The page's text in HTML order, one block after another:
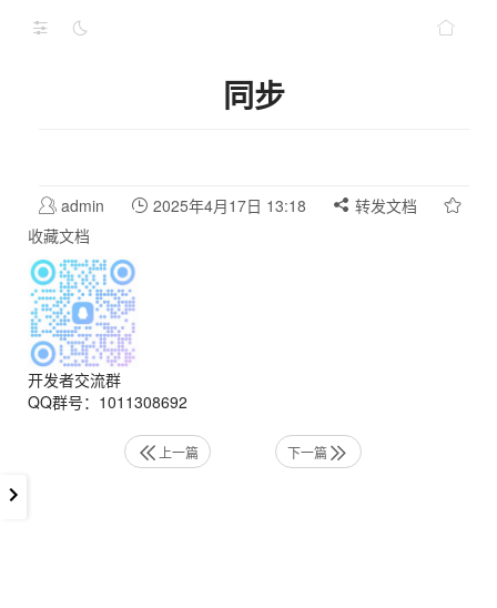
同步
admin 2025年4月17日 13:18
转发文档
收藏文档
开发者交流群
QQ群号：1011308692
上一篇 下一篇